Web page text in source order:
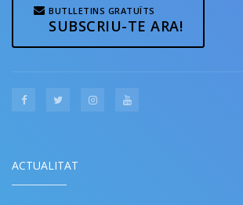
BUTLLETINS GRATUÏTS
SUBSCRIU-TE ARA!
ACTUALITAT